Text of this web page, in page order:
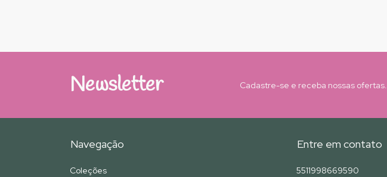
Newsletter Cadastre-se e receba nossas ofertas.
Navegação
Coleções
Entre em contato
5511998669590